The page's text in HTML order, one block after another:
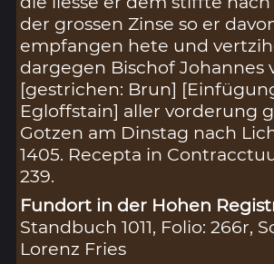
der grossen Zinse so er
empfangen hete und
dargegen Bischof Johannes
[gestrichen: Brun]
Egloffstain] aller vorderung
Gotzen am Dinstag nach
1405. Recepta in
239.
Fundort in der Hohen
Standbuch 1011, Folio: 266r,
Lorenz Fries